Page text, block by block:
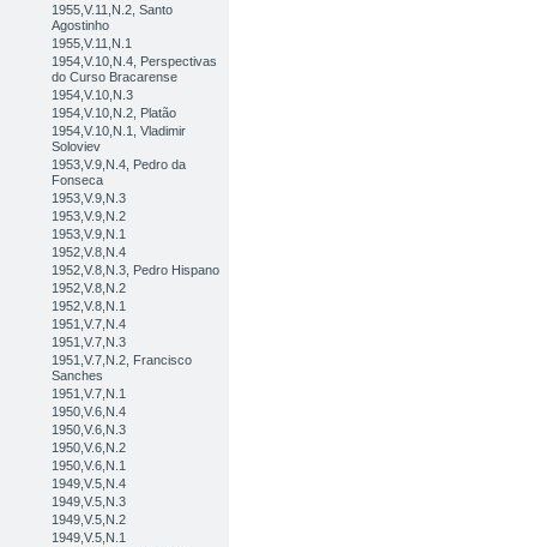
1955,V.11,N.2, Santo
Agostinho
1955,V.11,N.1
1954,V.10,N.4, Perspectivas
do Curso Bracarense
1954,V.10,N.3
1954,V.10,N.2, Platão
1954,V.10,N.1, Vladimir
Soloviev
1953,V.9,N.4, Pedro da
Fonseca
1953,V.9,N.3
1953,V.9,N.2
1953,V.9,N.1
1952,V.8,N.4
1952,V.8,N.3, Pedro Hispano
1952,V.8,N.2
1952,V.8,N.1
1951,V.7,N.4
1951,V.7,N.3
1951,V.7,N.2, Francisco
Sanches
1951,V.7,N.1
1950,V.6,N.4
1950,V.6,N.3
1950,V.6,N.2
1950,V.6,N.1
1949,V.5,N.4
1949,V.5,N.3
1949,V.5,N.2
1949,V.5,N.1